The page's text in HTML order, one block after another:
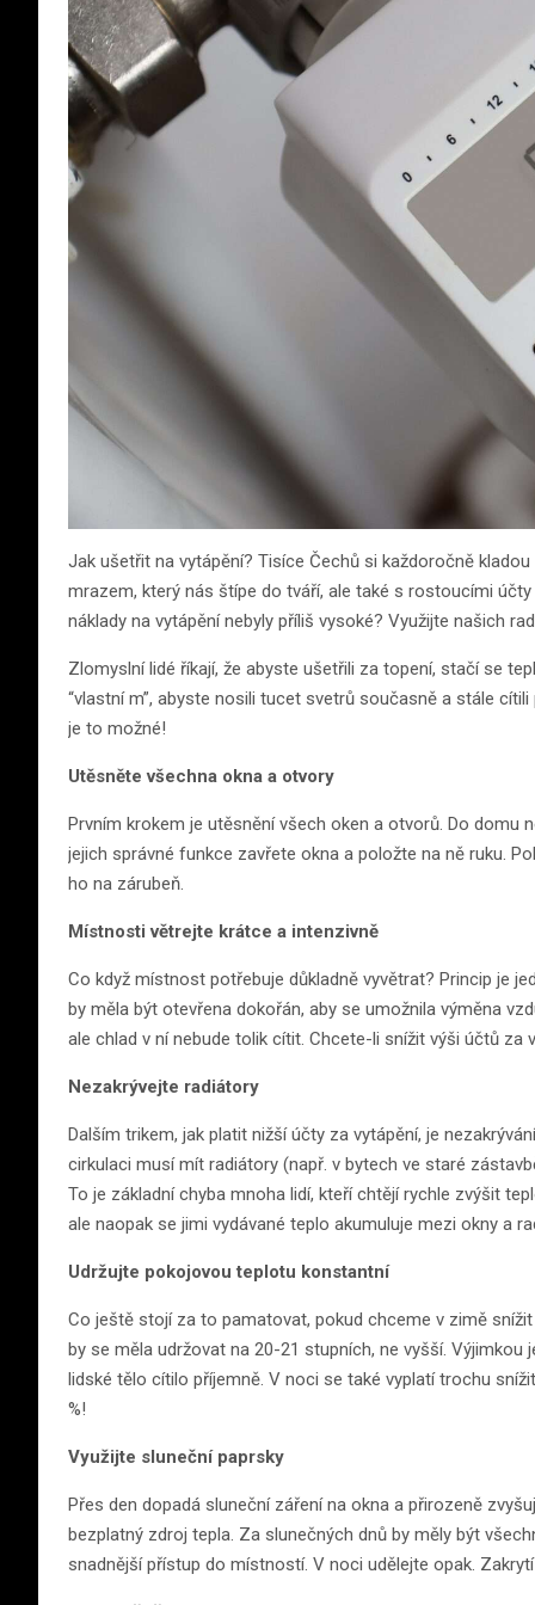
Jak ušetřit na vytápění? Tisíce Čechů si každoročně
mrazem, který nás štípe do tváří, ale také s rostoucími
náklady na vytápění nebyly příliš vysoké? Využijte našich
Zlomyslní lidé říkají, že abyste ušetřili za topení, stačí se
“vlastní m”, abyste nosili tucet svetrů současně a stále
je to možné!
Utěsněte všechna okna a otvory
Prvním krokem je utěsnění všech oken a otvorů. Do domu
jejich správné funkce zavřete okna a položte na ně ruku.
ho na zárubeň.
Místnosti větrejte krátce a intenzivně
Co když místnost potřebuje důkladně vyvětrat? Princip je
by měla být otevřena dokořán, aby se umožnila výměna
ale chlad v ní nebude tolik cítit. Chcete-li snížit výši účtů
Nezakrývejte radiátory
Dalším trikem, jak platit nižší účty za vytápění, je
cirkulaci musí mít radiátory (např. v bytech ve staré
To je základní chyba mnoha lidí, kteří chtějí rychle zvýšit
ale naopak se jimi vydávané teplo akumuluje mezi okny a
Udržujte pokojovou teplotu konstantní
Co ještě stojí za to pamatovat, pokud chceme v zimě
by se měla udržovat na 20-21 stupních, ne vyšší.
lidské tělo cítilo příjemně. V noci se také vyplatí trochu
%!
Využijte sluneční paprsky
Přes den dopadá sluneční záření na okna a přirozeně
bezplatný zdroj tepla. Za slunečných dnů by měly být
snadnější přístup do místností. V noci udělejte opak.